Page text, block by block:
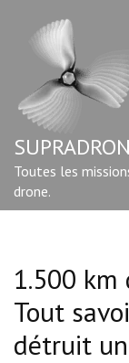
contenu
Entrée)
Toutes les
drone.
1.500
Tout
détruit